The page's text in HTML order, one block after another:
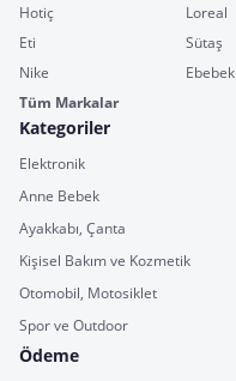
Hotiç
Loreal
Eti
Sütaş
Nike
Ebebek
Tüm Markalar
Kategoriler
Elektronik
Anne Bebek
Ayakkabı, Çanta
Kişisel Bakım ve Kozmetik
Otomobil, Motosiklet
Spor ve Outdoor
Ödeme